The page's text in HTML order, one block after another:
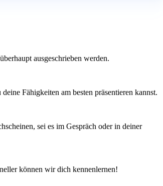
ausgeschrieben werden.
Fähigkeiten am besten präsentieren kannst.
sei es im Gespräch oder in deiner
können wir dich kennenlernen!